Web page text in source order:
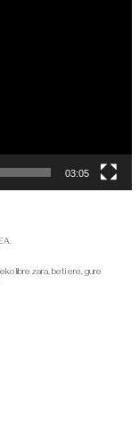
03:05
libre zara, beti ere, gure